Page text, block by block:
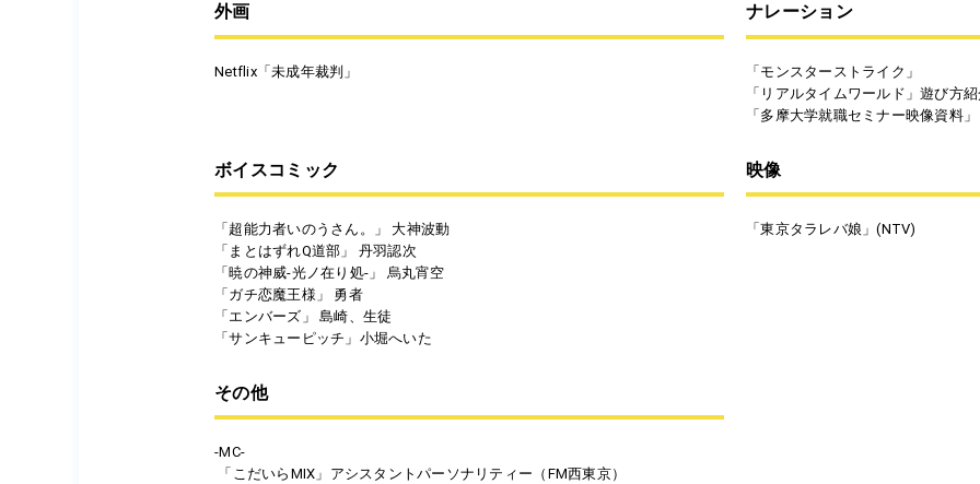
外画
Netflix「未成年裁判」
ナレーション
「モンスターストライク」
「リアルタイムワールド」遊び方
「多摩大学就職セミナー映像資料」
ボイスコミック
「超能力者いのうさん。」 大神波動
「まとはずれQ道部」 丹羽認次
「暁の神威-光ノ在り処-」 烏丸宵空
「ガチ恋魔王様」 勇者
「エンバーズ」 島崎、生徒
「サンキューピッチ」小堀へいた
映像
「東京タラレバ娘」(NTV)
その他
-MC-
「こだいらMIX」アシスタントパーソナリティー（FM西東京）